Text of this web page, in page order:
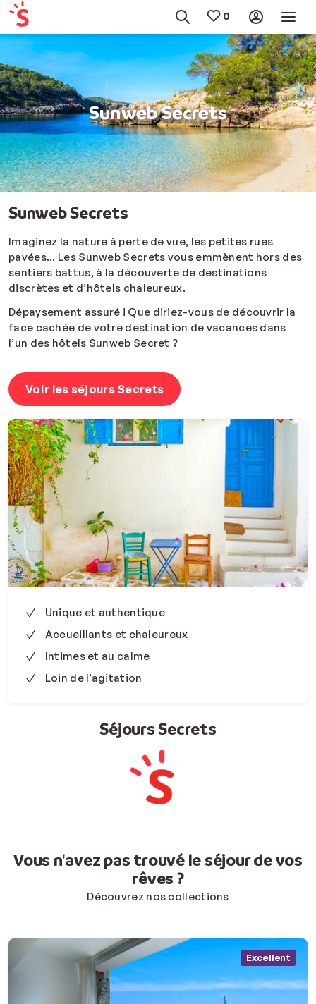
Sunweb Secrets
Sunweb Secrets
Imaginez la nature à perte de vue, les petites rues
pavées... Les Sunweb Secrets vous emmènent hors des
sentiers battus, à la découverte de destinations
discrètes et d’hôtels chaleureux.
Dépaysement assuré ! Que diriez-vous de découvrir la
face cachée de votre destination de vacances dans
l’un des hôtels Sunweb Secret ?
Voir les séjours Secrets
Unique et authentique
Accueillants et chaleureux
Intimes et au calme
Loin de l’agitation
Séjours Secrets
Vous n'avez pas trouvé le séjour de vos
rêves ?
Découvrez nos collections
Excellent